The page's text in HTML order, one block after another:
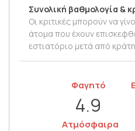
Συνολική βαθμολογία &
Οι κριτικές μπορούν να
άτομα που έχουν
εστιατόριο μετά από
Φαγητό
4.9
Ατμόσφαιρα